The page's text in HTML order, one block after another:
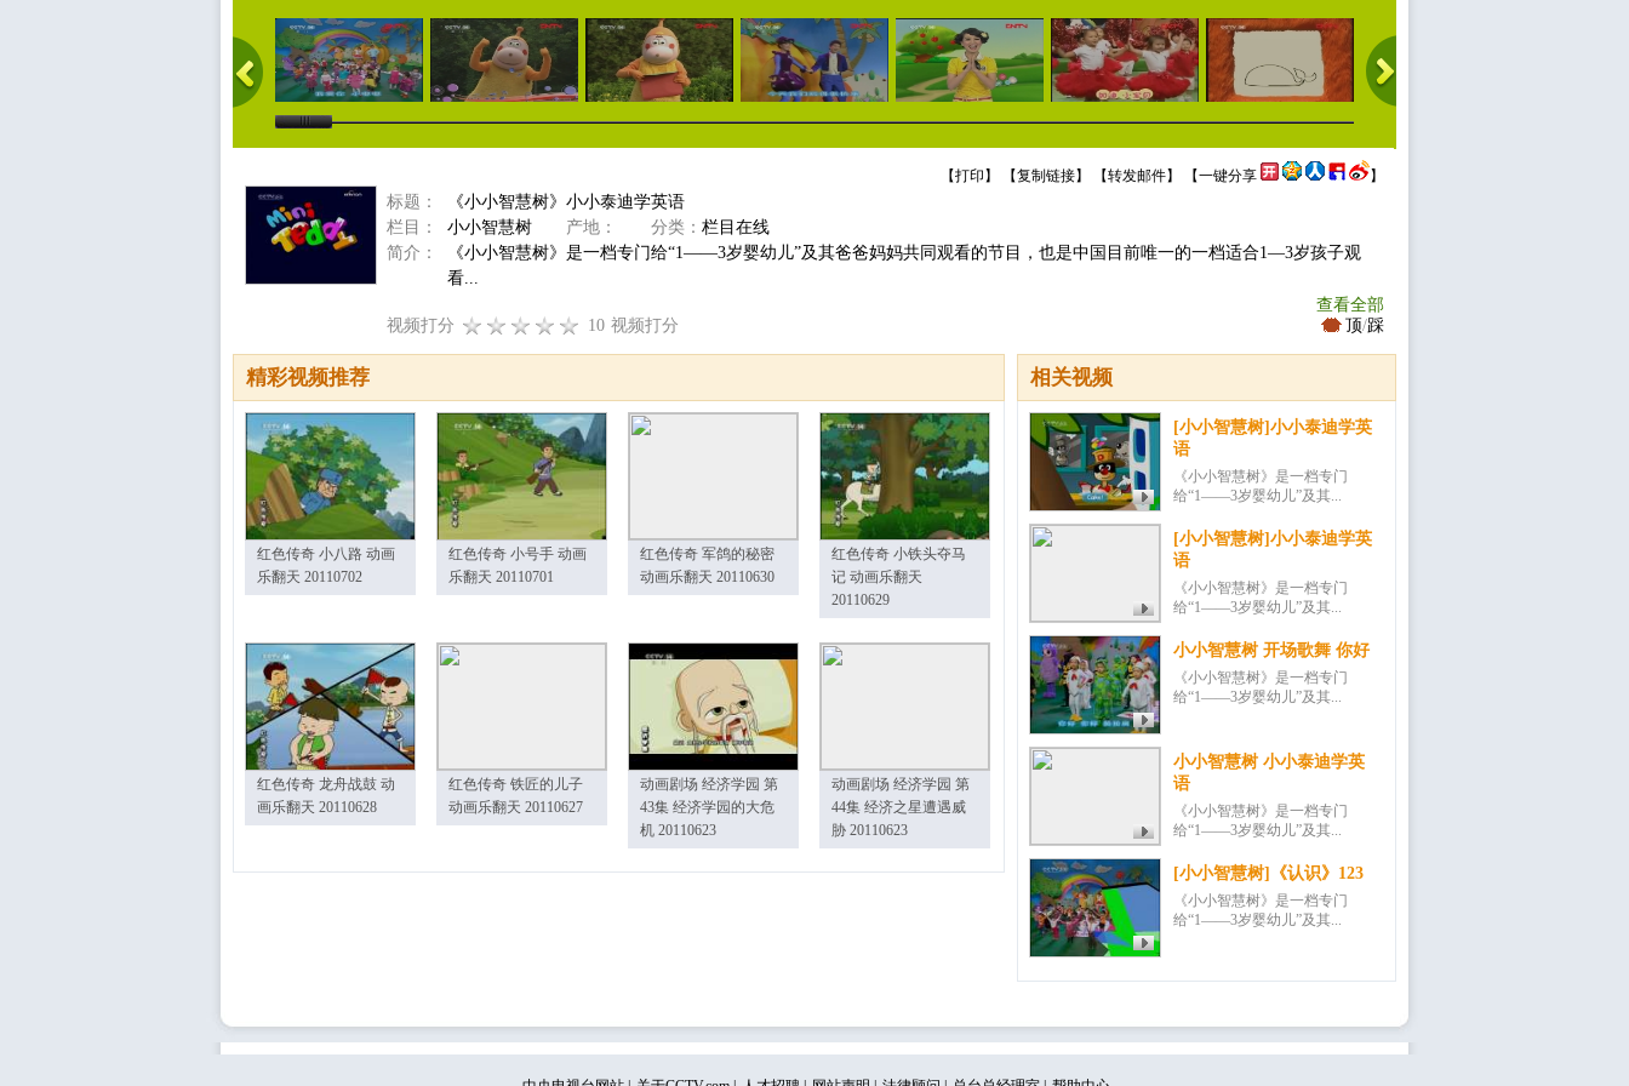
【打印 】 【复制链接】 【转发邮件】 【一键分享 】
标题：
《小小智慧树》小小泰迪学英语
栏目：
小小智慧树 产地： 分类： 栏目在线
简介：
《小小智慧树》是一档专门给“1——3岁婴幼儿”及其爸爸妈妈共同观看的节目，也是中国目前唯一的一档适合1—3岁孩子观
看...
查看全部
视频打分
10 视频打分 顶/踩
相关视频
[小小智慧树]小小泰迪学英
语
《小小智慧树》是一档专门
给“1——3岁婴幼儿”及其...
[小小智慧树]小小泰迪学英
语
《小小智慧树》是一档专门
给“1——3岁婴幼儿”及其...
小小智慧树 开场歌舞 你好
《小小智慧树》是一档专门
给“1——3岁婴幼儿”及其...
小小智慧树 小小泰迪学英
语
《小小智慧树》是一档专门
给“1——3岁婴幼儿”及其...
[小小智慧树]《认识》123
《小小智慧树》是一档专门
给“1——3岁婴幼儿”及其...
精彩视频推荐
红色传奇 小八路 动画
乐翻天 20110702
红色传奇 小号手 动画
乐翻天 20110701
红色传奇 军鸽的秘密
动画乐翻天 20110630
红色传奇 小铁头夺马
记 动画乐翻天
20110629
红色传奇 龙舟战鼓 动
画乐翻天 20110628
红色传奇 铁匠的儿子
动画乐翻天 20110627
动画剧场 经济学园 第
43集 经济学园的大危
机 20110623
动画剧场 经济学园 第
44集 经济之星遭遇威
胁 20110623